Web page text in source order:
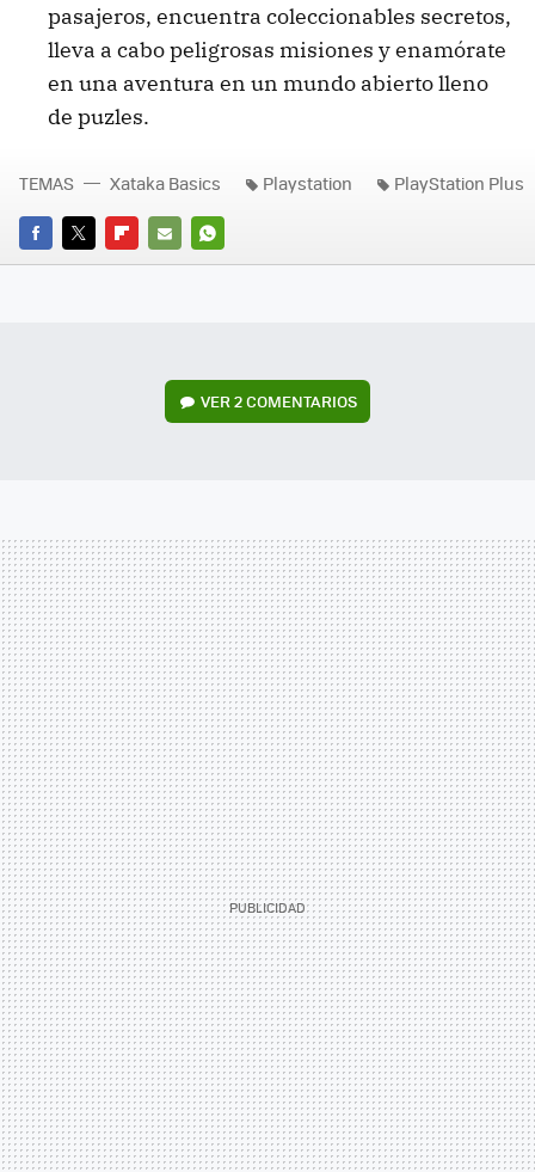
pasajeros, encuentra coleccionables secretos,
lleva a cabo peligrosas misiones y enamórate
en una aventura en un mundo abierto lleno
de puzles.
FACEBOOK
TWITTERFLIPBOARD
E-
WHATSAPP
TEMAS Xataka Basics Playstation PlayStation Plus
VER2 COMENTARIOS